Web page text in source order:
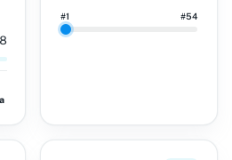
#1 #54